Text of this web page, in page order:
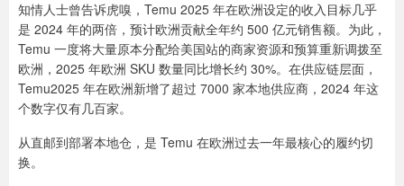
知情人士曾告诉虎嗅，Temu 2025 年在欧洲设定的收入目标几乎
是 2024 年的两倍，预计欧洲贡献全年约 500 亿元销售额。为此，
Temu 一度将大量原本分配给美国站的商家资源和预算重新调拨至
欧洲，2025 年欧洲 SKU 数量同比增长约 30%。在供应链层面，
Temu2025 年在欧洲新增了超过 7000 家本地供应商，2024 年这
个数字仅有几百家。
从直邮到部署本地仓，是 Temu 在欧洲过去一年最核心的履约切
换。